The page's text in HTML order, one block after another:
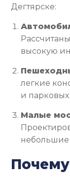
Дегтярске:
высокую
легкие
и парковых
Малые
небольшие